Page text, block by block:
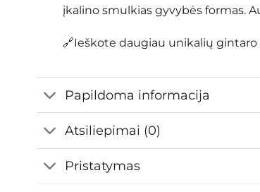
įkalino smulkias gyvybės formas.
🔗Ieškote daugiau unikalių
Papildoma informacija
Atsiliepimai (0)
Pristatymas